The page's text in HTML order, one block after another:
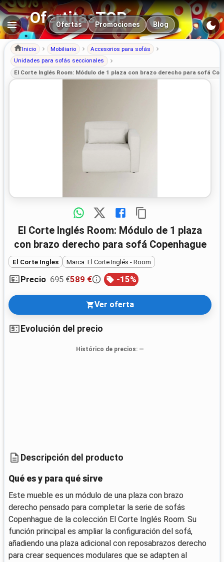
OfertitasTOP
Navegación principal
Ofertas Promociones Blog
Inicio Mobiliario
Accesorios para sofás
Unidades para sofás seccionales
El Corte Inglés Room: Módulo de 1 plaza con brazo derecho para sofá
El Corte Inglés Room: Módulo de 1 plaza
con brazo derecho para sofá Copenhague
El Corte Ingles Marca: El Corte Inglés - Room
Precio 695 €589 € -15%
Ver oferta
Evolución del precio
Histórico de precios: —
Descripción del producto
Qué es y para qué sirve
Este mueble es un módulo de una plaza con brazo
derecho pensado para completar la serie de sofás
Copenhague de la colección El Corte Inglés Room. Su
función principal es ampliar la configuración del sofá,
añadiendo una plaza adicional con reposabrazos derecho
para crear sequences modulares que se adapten al